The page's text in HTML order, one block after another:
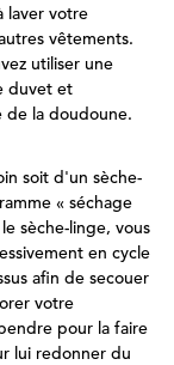
laver votre
vêtements.
utiliser une
duvet et
de la doudoune.
soit d'un sèche-
« séchage
sèche-linge, vous
en cycle
afin de secouer
votre
pour la faire
lui redonner du